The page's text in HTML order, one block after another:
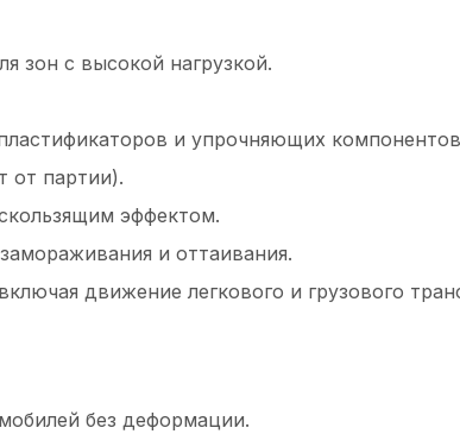
зон с высокой нагрузкой.
и упрочняющих
от партии).
эффектом.
и оттаивания.
движение легкового и грузового
без деформации.